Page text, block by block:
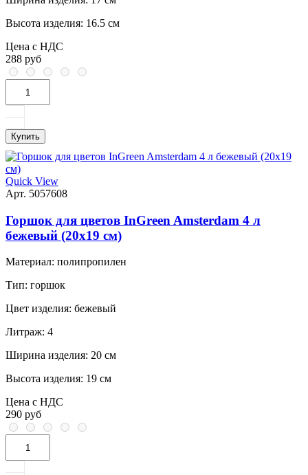
Высота изделия: 16.5 см
Цена с НДС
288 руб
Купить
Quick View
Арт. 5057608
Горшок для цветов InGreen Amsterdam 4 л
бежевый (20х19 см)
Материал: полипропилен
Тип: горшок
Цвет изделия: бежевый
Литраж: 4
Ширина изделия: 20 см
Высота изделия: 19 см
Цена с НДС
290 руб